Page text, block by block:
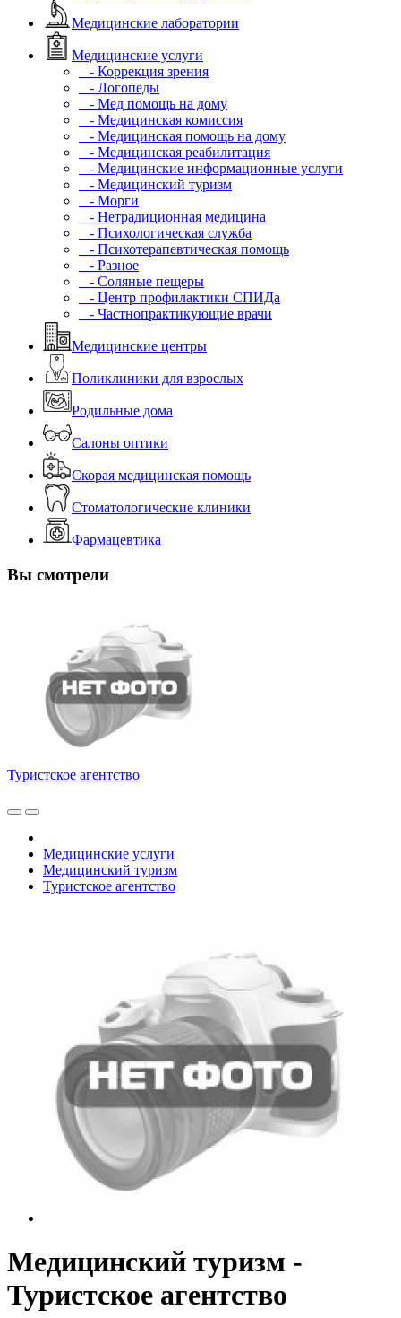
Медицинские лаборатории
Медицинские услуги
- Коррекция зрения
- Логопеды
- Мед помощь на дому
- Медицинская комиссия
- Медицинская помощь на дому
- Медицинская реабилитация
- Медицинские информационные услуги
- Медицинский туризм
- Морги
- Нетрадиционная медицина
- Психологическая служба
- Психотерапевтическая помощь
- Разное
- Соляные пещеры
- Центр профилактики СПИДа
- Частнопрактикующие врачи
Медицинские центры
Поликлиники для взрослых
Родильные дома
Салоны оптики
Скорая медицинская помощь
Стоматологические клиники
Фармацевтика
Вы смотрели
Туристское агентство
Медицинские услуги
Медицинский туризм
Туристское агентство
Медицинский туризм -
Туристское агентство